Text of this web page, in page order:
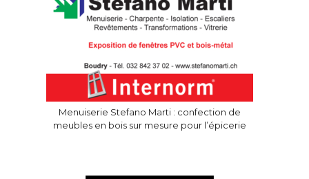
Menuiserie Stefano Marti : confection de
meubles en bois sur mesure pour l’épicerie